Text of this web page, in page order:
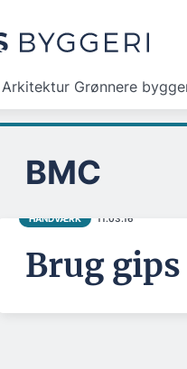
Arkitektur Grønnere
BMC
HÅNDVÆRK 11.03.16
Brug